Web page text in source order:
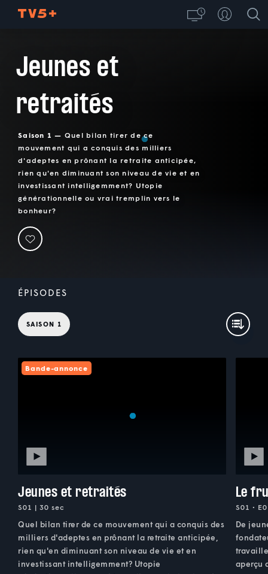
Jeunes et
retraités
Saison 1 — Quel bilan tirer de ce
mouvement qui a conquis des milliers
d'adeptes en prônant la retraite anticipée,
rien qu'en diminuant son niveau de vie et en
investissant intelligemment? Utopie
générationnelle ou vrai tremplin vers le
bonheur?
ÉPISODES
SAISON 1
Bande-annonce
Jeunes et retraités
S01 | 30 sec
Quel bilan tirer de ce mouvement qui a conquis des
milliers d'adeptes en prônant la retraite anticipée,
rien qu'en diminuant son niveau de vie et en
investissant intelligemment? Utopie
Le
S01 •
De
aperçu